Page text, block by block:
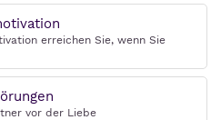
erreichen Sie, wenn Sie
vor der Liebe